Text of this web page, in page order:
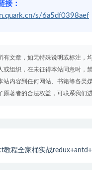
接：
s/6a5df0398aef
有文章，如无特殊说明或标注，
或组织，在未征得本站同意时，
站内容到任何网站、书籍等各类
原著者的合法权益，可联系我们进
教程全家桶实战